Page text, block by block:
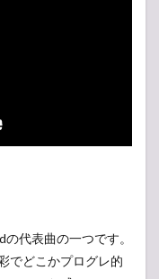
代表曲の一つです。
でどこかプログレ的